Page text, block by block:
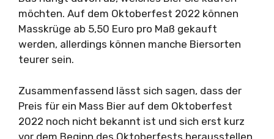
möchten. Auf dem Oktoberfest 2022 können
Masskrüge ab 5,50 Euro pro Maß gekauft
werden, allerdings können manche Biersorten
teurer sein.
Zusammenfassend lässt sich sagen, dass der
Preis für ein Mass Bier auf dem Oktoberfest
2022 noch nicht bekannt ist und sich erst kurz
vor dem Beginn des Oktoberfests herausstellen